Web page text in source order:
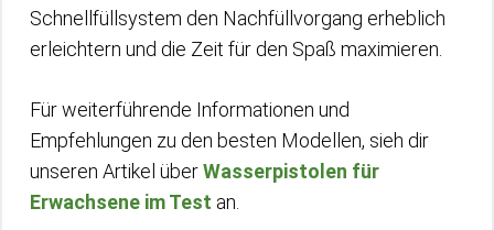
Schnellfüllsystem den Nachfüllvorgang erheblich
erleichtern und die Zeit für den Spaß maximieren.
Für weiterführende Informationen und
Empfehlungen zu den besten Modellen, sieh dir
unseren Artikel überWasserpistolen für
Erwachsene im Test an.